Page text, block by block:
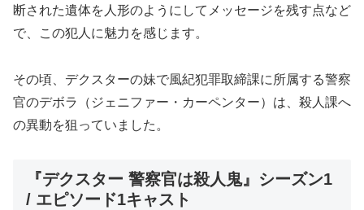
断された遺体を人形のようにしてメッセージを残す点など
で、この犯人に魅力を感じます。
その頃、デクスターの妹で風紀犯罪取締課に所属する警察
官のデボラ（ジェニファー・カーペンター）は、殺人課へ
の異動を狙っていました。
『デクスター 警察官は殺人鬼』シーズン1
/ エピソード1キャスト